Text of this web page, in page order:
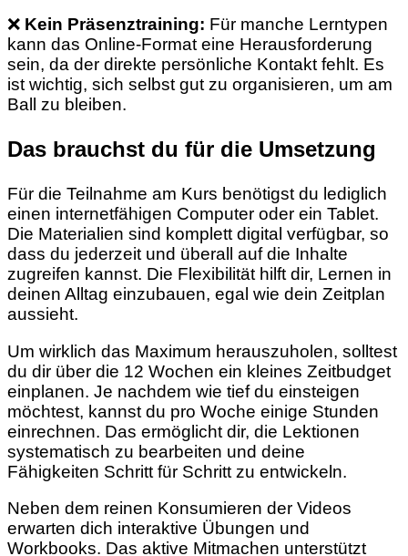
❌ Kein Präsenztraining: Für manche Lerntypen
kann das Online-Format eine Herausforderung
sein, da der direkte persönliche Kontakt fehlt. Es
ist wichtig, sich selbst gut zu organisieren, um am
Ball zu bleiben.
Das brauchst du für die Umsetzung
Für die Teilnahme am Kurs benötigst du lediglich
einen internetfähigen Computer oder ein Tablet.
Die Materialien sind komplett digital verfügbar, so
dass du jederzeit und überall auf die Inhalte
zugreifen kannst. Die Flexibilität hilft dir, Lernen in
deinen Alltag einzubauen, egal wie dein Zeitplan
aussieht.
Um wirklich das Maximum herauszuholen, solltest
du dir über die 12 Wochen ein kleines Zeitbudget
einplanen. Je nachdem wie tief du einsteigen
möchtest, kannst du pro Woche einige Stunden
einrechnen. Das ermöglicht dir, die Lektionen
systematisch zu bearbeiten und deine
Fähigkeiten Schritt für Schritt zu entwickeln.
Neben dem reinen Konsumieren der Videos
erwarten dich interaktive Übungen und
Workbooks. Das aktive Mitmachen unterstützt